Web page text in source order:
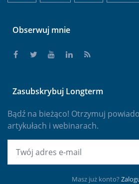
Obserwuj mnie
Zasubskrybuj Longterm
Bądź na bieżąco! Otrzymuj
artykułach i webinarach.
Masz już konto?